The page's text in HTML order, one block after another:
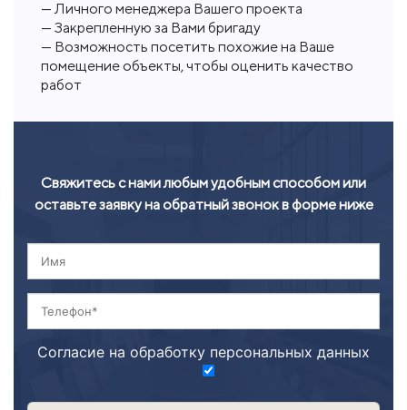
— Личного менеджера Вашего проекта
— Закрепленную за Вами бригаду
— Возможность посетить похожие на Ваше
помещение объекты, чтобы оценить качество
работ
Свяжитесь с нами любым удобным способом или
оставьте заявку на обратный звонок в форме ниже
Согласие на обработку персональных данных